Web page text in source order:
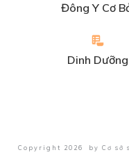
Đông Y Cơ
Dinh Dưỡng
Copyright 2026 by Cơ sở